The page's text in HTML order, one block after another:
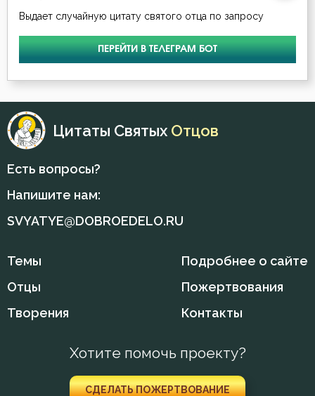
Выдает случайную цитату святого отца по запросу
ПЕРЕЙТИ В ТЕЛЕГРАМ БОТ
Цитаты Святых Отцов
Есть вопросы?
Напишите нам:
SVYATYE@DOBROEDELO.RU
Темы
Отцы
Творения
Подробнее о сайте
Пожертвования
Контакты
Хотите помочь проекту?
СДЕЛАТЬ ПОЖЕРТВОВАНИЕ